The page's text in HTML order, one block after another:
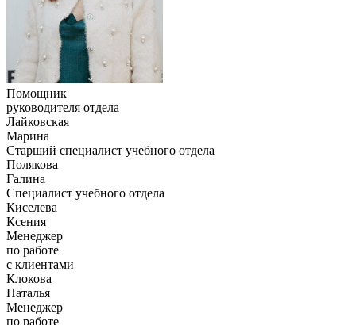
Помощник
руководителя отдела
Лайковская
Марина
Старший специалист учебного отдела
Полякова
Галина
Специалист учебного отдела
Киселева
Ксения
Менеджер
по работе
с клиентами
Клокова
Наталья
Менеджер
по работе